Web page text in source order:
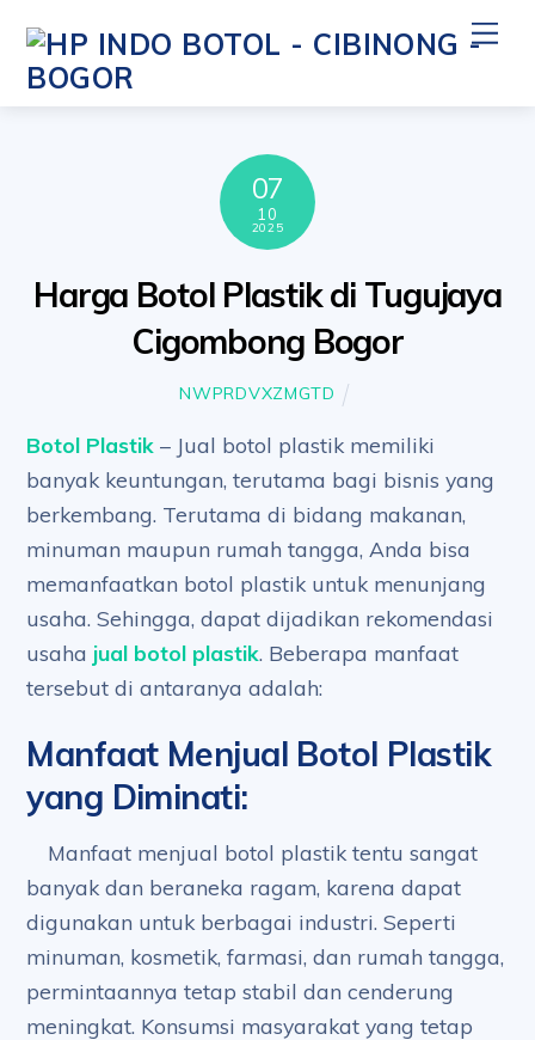
content
07
10
2025
Harga Botol Plastik di Tugujaya
Cigombong Bogor
NWPRDVXZMGTD
Botol Plastik – Jual botol plastik memiliki
banyak keuntungan, terutama bagi bisnis yang
berkembang. Terutama di bidang makanan,
minuman maupun rumah tangga, Anda bisa
memanfaatkan botol plastik untuk menunjang
usaha. Sehingga, dapat dijadikan rekomendasi
usaha jual botol plastik. Beberapa manfaat
tersebut di antaranya adalah:
Manfaat Menjual Botol Plastik
yang Diminati:
Manfaat menjual botol plastik tentu sangat
banyak dan beraneka ragam, karena dapat
digunakan untuk berbagai industri. Seperti
minuman, kosmetik, farmasi, dan rumah tangga,
permintaannya tetap stabil dan cenderung
meningkat. Konsumsi masyarakat yang tetap